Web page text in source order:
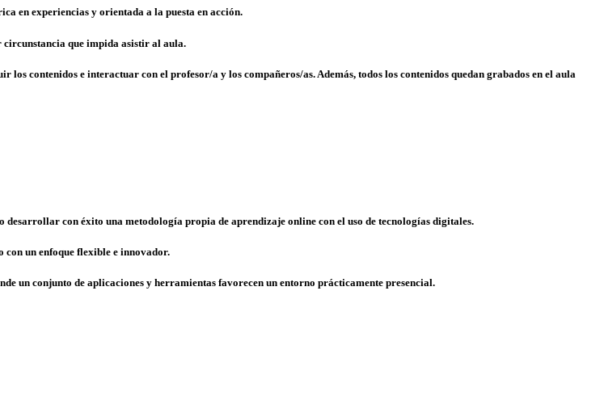
en experiencias y orientada a la puesta en acción.
circunstancia que impida asistir al aula.
los contenidos e interactuar con el profesor/a y los compañeros/as. Además, todos los contenidos quedan grabados en el aula
desarrollar con éxito una metodología propia de aprendizaje online con el uso de tecnologías digitales.
con un enfoque flexible e innovador.
un conjunto de aplicaciones y herramientas favorecen un entorno prácticamente presencial.